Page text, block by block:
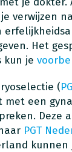
verwijzen
Het
kun je
(
met een
Deze
PGT